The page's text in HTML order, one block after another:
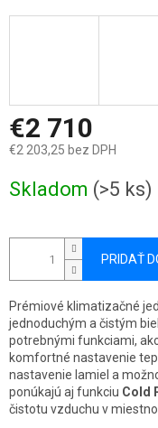
€2 710
€2 203,25 bez DPH
cena:
Skladom (>5 ks)
PRIDAŤ
Prémiové klimatizačné
jednoduchým a čistým
potrebnými funkciami,
komfortné nastavenie
nastavenie lamiel a
ponúkajú aj funkciu Cold
čistotu vzduchu v